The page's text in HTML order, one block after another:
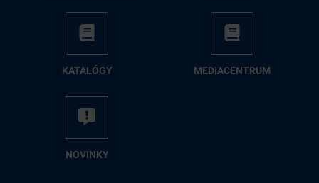
KA­TA­LÓ­GY ME­DIA­CEN­TRUM
NO­VIN­KY